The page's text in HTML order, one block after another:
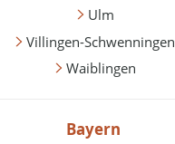
Ulm
Villingen-Schwenningen
Waiblingen
Bayern